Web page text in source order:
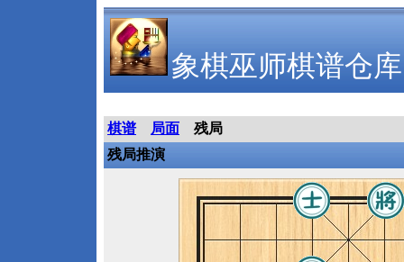
象棋巫师棋谱仓库
棋谱 局面
残局
残局推演